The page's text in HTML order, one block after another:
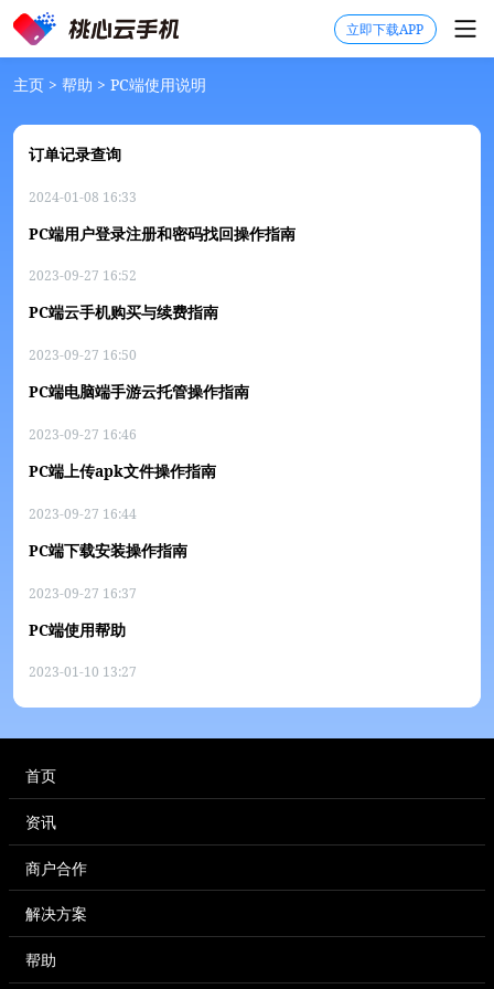
立即下载APP
主页 > 帮助 > PC端使用说明
订单记录查询
2024-01-08 16:33
PC端用户登录注册和密码找回操作指南
2023-09-27 16:52
PC端云手机购买与续费指南
2023-09-27 16:50
PC端电脑端手游云托管操作指南
2023-09-27 16:46
PC端上传apk文件操作指南
2023-09-27 16:44
PC端下载安装操作指南
2023-09-27 16:37
PC端使用帮助
2023-01-10 13:27
首页
资讯
商户合作
解决方案
帮助